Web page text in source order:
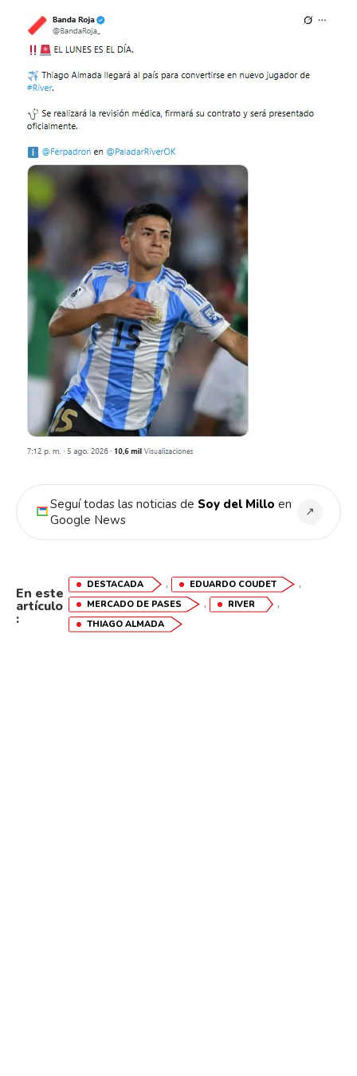
Seguí todas las noticias de Soy del Millo en
Google News
↗
En este
artículo
:
DESTACADA , EDUARDO COUDET ,
MERCADO DE PASES , RIVER ,
THIAGO ALMADA